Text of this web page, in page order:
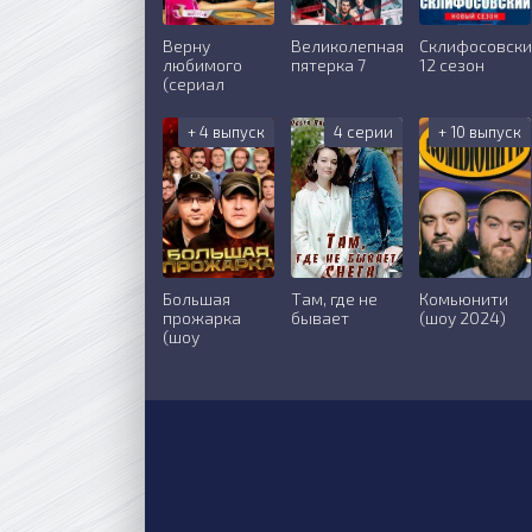
Верну
любимого
(сериал
Великолепная
пятерка 7
12 сезон
+ 4 выпуск
Большая
прожарка
(шоу
4 серии
Там, где не
бывает
+ 10 выпуск
Комьюнити
(шоу 2024)